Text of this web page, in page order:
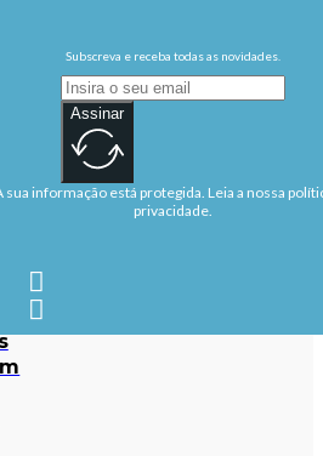
Subscreva e receba todas as novidades.
Assinar
sua informação está protegida. Leia a nossa
privacidade.